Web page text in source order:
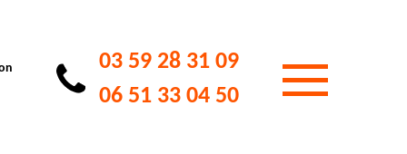
03 59 28 31 09
06 51 33 04 50